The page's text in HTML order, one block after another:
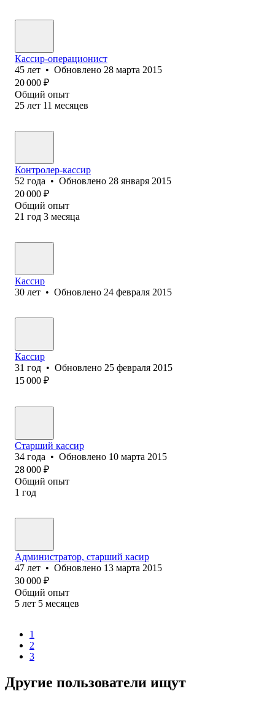
Кассир-операционист
45 лет • Обновлено 28 марта 2015
20 000 ₽
Общий опыт
25 лет 11 месяцев
Контролер-кассир
52 года • Обновлено 28 января 2015
20 000 ₽
Общий опыт
21 год 3 месяца
Кассир
30 лет • Обновлено 24 февраля 2015
Кассир
31 год • Обновлено 25 февраля 2015
15 000 ₽
Старший кассир
34 года • Обновлено 10 марта 2015
28 000 ₽
Общий опыт
1 год
Администратор, старший касир
47 лет • Обновлено 13 марта 2015
30 000 ₽
Общий опыт
5 лет 5 месяцев
1
2
3
Другие пользователи ищут